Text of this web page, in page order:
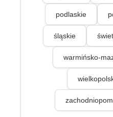
podlaskie
śląskie
warmińsko-